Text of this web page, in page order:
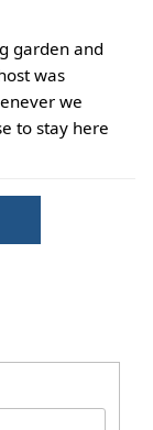
garden and
was
we
to stay here